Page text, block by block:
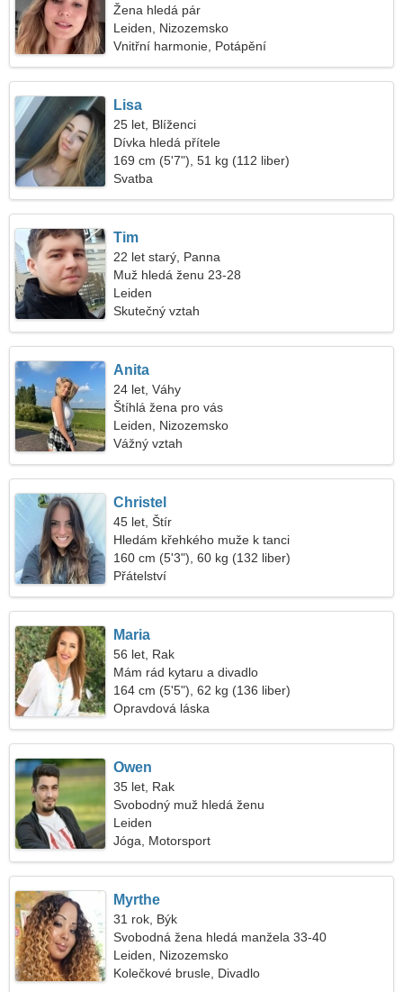
Žena hledá pár
Leiden, Nizozemsko
Vnitřní harmonie, Potápění
Lisa
25 let, Blíženci
Dívka hledá přítele
169 cm (5'7"), 51 kg (112 liber)
Svatba
Tim
22 let starý, Panna
Muž hledá ženu 23-28
Leiden
Skutečný vztah
Anita
24 let, Váhy
Štíhlá žena pro vás
Leiden, Nizozemsko
Vážný vztah
Christel
45 let, Štír
Hledám křehkého muže k tanci
160 cm (5'3"), 60 kg (132 liber)
Přátelství
Maria
56 let, Rak
Mám rád kytaru a divadlo
164 cm (5'5"), 62 kg (136 liber)
Opravdová láska
Owen
35 let, Rak
Svobodný muž hledá ženu
Leiden
Jóga, Motorsport
Myrthe
31 rok, Býk
Svobodná žena hledá manžela 33-40
Leiden, Nizozemsko
Kolečkové brusle, Divadlo